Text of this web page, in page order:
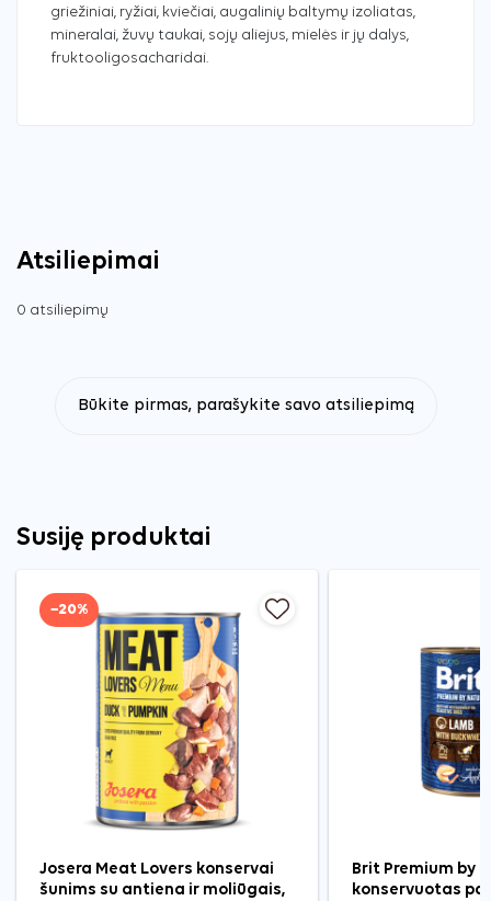
griežiniai, ryžiai, kviečiai, augalinių baltymų izoliatas,
mineralai, žuvų taukai, sojų aliejus, mielės ir jų dalys,
fruktooligosacharidai.
Atsiliepimai
0 atsiliepimų
Būkite pirmas, parašykite savo atsiliepimą
Susiję produktai
−20%
Josera Meat Lovers konservai
šunims su antiena ir moliūgais,
Brit Premium by
konservuotas